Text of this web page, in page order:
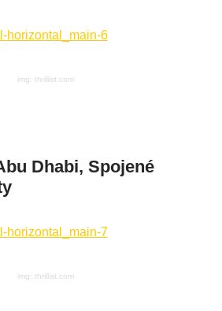
img: thrillist.com
Dhabi, Spojené
img: thrillist.com